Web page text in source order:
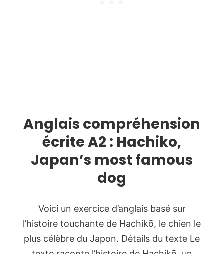
Anglais compréhension
écrite A2 : Hachiko,
Japan’s most famous
dog
Voici un exercice d’anglais basé sur
l’histoire touchante de Hachikō, le chien le
plus célèbre du Japon. Détails du texte Le